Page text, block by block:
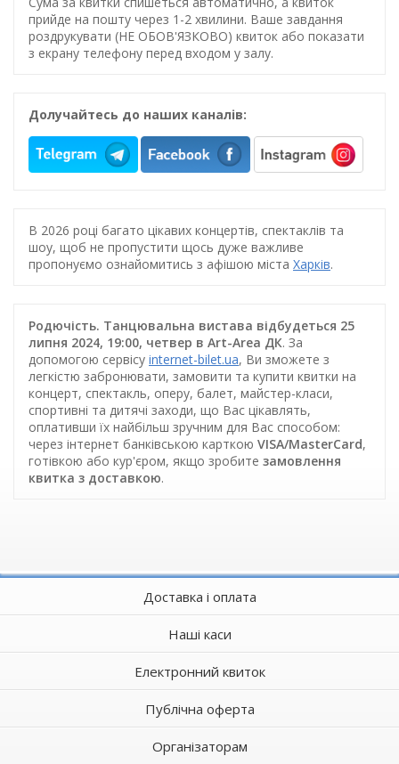
прийде на пошту через 1-2 хвилини. Ваше завдання
роздрукувати (НЕ ОБОВ'ЯЗКОВО) квиток або показати
з екрану телефону перед входом у залу.
Долучайтесь до наших каналів:
В 2026 році багато цікавих концертів, спектаклів та
шоу, щоб не пропустити щось дуже важливе
пропонуємо ознайомитись з афішою міста Харків.
Родючість. Танцювальна вистава відбудеться 25
липня 2024, 19:00, четвер в Art-Area ДК. За
допомогою сервісу internet-bilet.ua, Ви зможете з
легкістю забронювати, замовити та купити квитки на
концерт, спектакль, оперу, балет, майстер-класи,
спортивні та дитячі заходи, що Вас цікавлять,
оплативши їх найбільш зручним для Вас способом:
через інтернет банківською карткою VISA/MasterCard,
готівкою або кур'єром, якщо зробите замовлення
квитка з доставкою.
Доставка і оплата
Наші каси
Електронний квиток
Публічна оферта
Організаторам